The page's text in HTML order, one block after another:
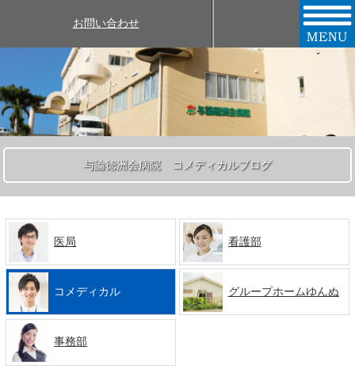
お問い合わせ
与論徳洲会病院 コメディカルブログ
医局 看護部
コメディカル グループホームゆんぬ
事務部